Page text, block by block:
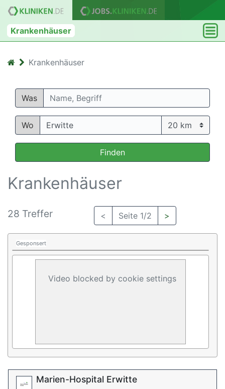
Krankenhäuser
Krankenhäuser
Was
Wo
Finden
Krankenhäuser
28 Treffer < Seite 1/2 >
Gesponsert
Video blocked by cookie settings
Marien-Hospital Erwitte